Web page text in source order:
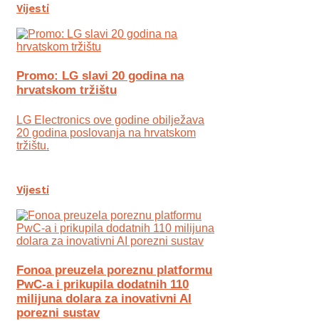
Vijesti
Promo: LG slavi 20 godina na
hrvatskom tržištu
LG Electronics ove godine obilježava
20 godina poslovanja na hrvatskom
tržištu.
Vijesti
Fonoa preuzela poreznu platformu
PwC-a i prikupila dodatnih 110
milijuna dolara za inovativni AI
porezni sustav